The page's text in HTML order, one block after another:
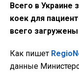
Всего в Украине
коек для
всего загружены
Как пишет
данные